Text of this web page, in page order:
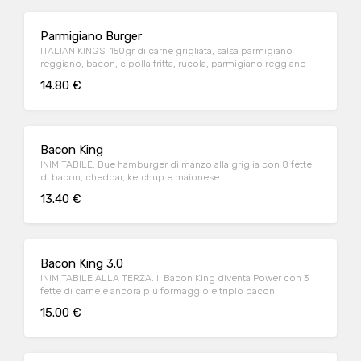
Parmigiano Burger
ITALIAN KINGS. 150gr di carne grigliata, salsa parmigiano
reggiano, bacon, cipolla fritta, rucola, parmigiano reggiano
14.80 €
Bacon King
INIMITABILE. Due hamburger di manzo alla griglia con 8 fette
di bacon, cheddar, ketchup e maionese
13.40 €
Bacon King 3.0
INIMITABILE ALLA TERZA. Il Bacon King diventa Power con 3
fette di carne e ancora più formaggio e triplo bacon!
15.00 €